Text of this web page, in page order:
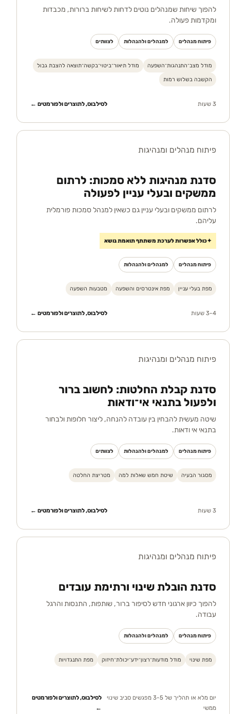
להפוך שיחות שמנהלים נוטים לדחות לשיחות ברורות, מכבדות
ומקדמות פעולה.
פיתוח מנהלים למנהלים ולהנהלות לצוותים
מודל מצב־התנהגות־השפעה מודל תיאור־ביטוי־בקשה־תוצאה להצבת גבול
הקשבה בשלוש רמות
3 שעות לסילבוס, לתוצרים ולפורמטים ←
פיתוח מנהלים ומנהיגות
סדנת מנהיגות ללא סמכות: לרתום
ממשקים ובעלי עניין לפעולה
לרתום ממשקים ובעלי עניין גם כשאין למנהל סמכות פורמלית
עליהם.
✦כולל אפשרות לערכת משתתף תואמת נושא
פיתוח מנהלים למנהלים ולהנהלות
מפת בעלי עניין מפת אינטרסים והשפעה מטבעות השפעה
3-4 שעות לסילבוס, לתוצרים ולפורמטים ←
פיתוח מנהלים ומנהיגות
סדנת קבלת החלטות: לחשוב ברור
ולפעול בתנאי אי־ודאות
שיטה מעשית להבחין בין עובדה להנחה, ליצור חלופות ולבחור
בתנאי אי ודאות.
פיתוח מנהלים למנהלים ולהנהלות לצוותים
מסגור הבעיה שיטת חמש שאלות למה מטריצת החלטה
3 שעות לסילבוס, לתוצרים ולפורמטים ←
פיתוח מנהלים ומנהיגות
סדנת הובלת שינוי ורתימת עובדים
להפוך כיוון ארגוני חדש לסיפור ברור, שותפות, התנסות והרגל
עבודה.
פיתוח מנהלים למנהלים ולהנהלות
מפת שינוי מודל מודעות־רצון־ידע־יכולת־חיזוק מפת התנגדויות
יום מלא או תהליך של 3-5 מפגשים סביב שינוי
ממשי
לסילבוס, לתוצרים ולפורמטים
←